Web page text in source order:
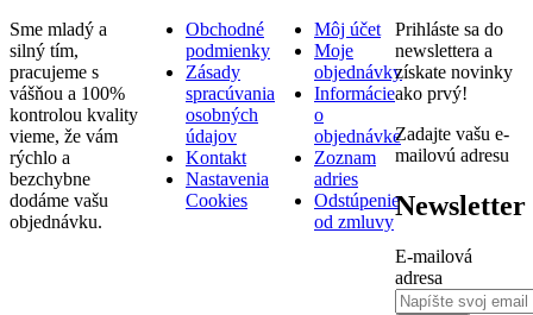
Sme mladý a
silný tím,
pracujeme s
vášňou a 100%
kontrolou kvality
vieme, že vám
rýchlo a
bezchybne
dodáme vašu
objednávku.
Obchodné
podmienky
Zásady
spracúvania
osobných
údajov
Kontakt
Nastavenia
Cookies
Môj účet
Moje
objednávky
Informácie
o
objednávke
Zoznam
adries
Odstúpenie
od zmluvy
Prihláste sa do
newslettera a
získate novinky
ako prvý!
Zadajte vašu e-
mailovú adresu
Newsletter
E-mailová
adresa